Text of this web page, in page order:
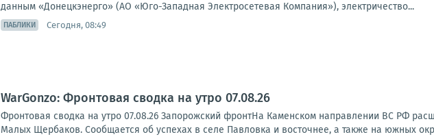
данным «Донецкэнерго» (АО «Юго-Западная Электросетевая Компания»), электричество...
ПАБЛИКИ Сегодня, 08:49
WarGonzo: Фронтовая сводка на утро 07.08.26
Фронтовая сводка на утро 07.08.26 Запорожский фронтНа Каменском направлении ВС РФ
Малых Щербаков. Сообщается об успехах в селе Павловка и восточнее, а также на южных